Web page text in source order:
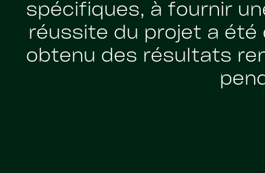
spécifiques, à fournir
réussite du projet a été
obtenu des résultats